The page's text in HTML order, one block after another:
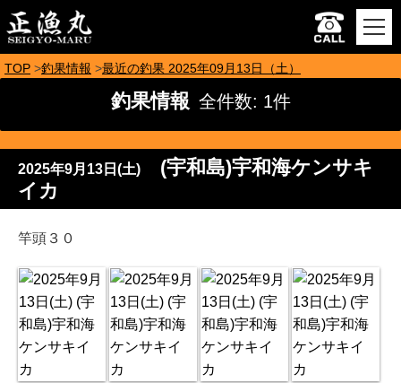
TOP 釣果情報 最近の釣果 2025年09月13日（土）
釣果情報 全件数: 1件
2025年9月13日(土)
(宇和島)宇和海ケンサキ
イカ
竿頭３０